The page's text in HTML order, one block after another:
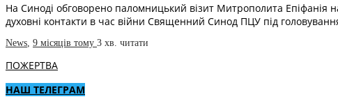
На Синоді обговорено паломницький візит Митрополита Епіфанія
духовні контакти в час війни Священний Синод ПЦУ під
News 9 місяців тому 3 хв. читати
ПОЖЕРТВА
НАШ ТЕЛЕГРАМ